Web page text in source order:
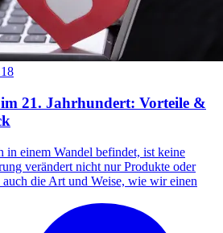
21. Jahrhundert: Vorteile &
in einem Wandel befindet, ist keine
verändert nicht nur Produkte oder
die Art und Weise, wie wir einen